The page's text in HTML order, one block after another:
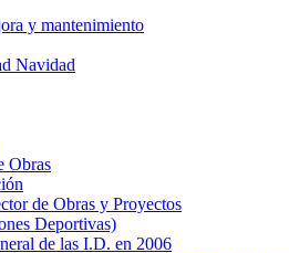
y mantenimiento
Navidad
Obras
de Obras y Proyectos
Deportivas)
de las I.D. en 2006